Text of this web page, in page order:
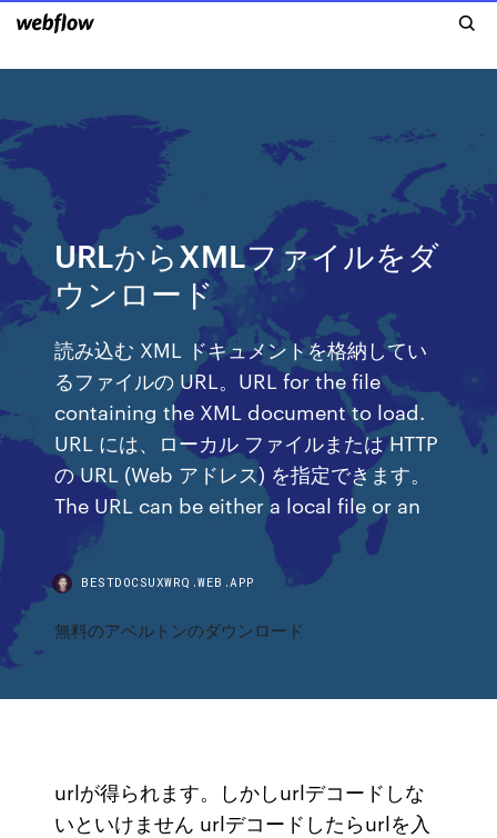
URLからXMLファイルをダ
ウンロード
読み込む XML ドキュメントを格納してい
るファイルの URL。URL for the file
containing the XML document to load.
URL には、ローカル ファイルまたは HTTP
の URL (Web アドレス) を指定できます。
The URL can be either a local file or an
BESTDOCSUXWRQ.WEB.APP
無料のアベルトンのダウンロード
urlが得られます。しかしurlデコードしな
いといけません urlデコードしたらurlを入